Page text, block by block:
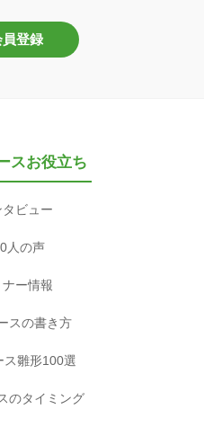
登録
スお役立ち
ビュー
人の声
ー情報
スの書き方
ス雛形100選
のタイミング